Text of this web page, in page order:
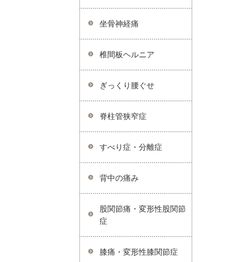
坐骨神経痛
椎間板ヘルニア
ぎっくり腰ぐせ
脊柱管狭窄症
すべり症・分離症
背中の痛み
股関節痛・変形性股関節
症
膝痛・変形性膝関節症